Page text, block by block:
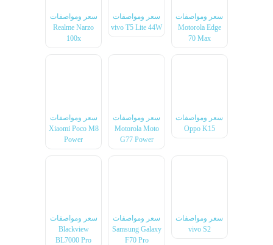
سعر ومواصفات
Motorola Edge
70 Max
سعر ومواصفات
vivo T5 Lite 44W
سعر ومواصفات
Realme Narzo
100x
سعر ومواصفات
Oppo K15
سعر ومواصفات
Motorola Moto
G77 Power
سعر ومواصفات
Xiaomi Poco M8
Power
سعر ومواصفات
vivo S2
سعر ومواصفات
Samsung Galaxy
F70 Pro
سعر ومواصفات
Blackview
BL7000 Pro